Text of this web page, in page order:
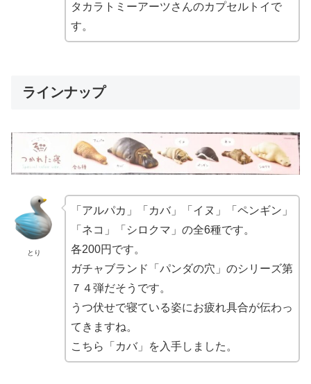
タカラトミーアーツさんのカプセルトイで
す。
ラインナップ
とり
「アルパカ」「カバ」「イヌ」「ペンギン」
「ネコ」「シロクマ」の全6種です。
各200円です。
ガチャブランド「パンダの穴」のシリーズ第
７４弾だそうです。
うつ伏せで寝ている姿にお疲れ具合が伝わっ
てきますね。
こちら「カバ」を入手しました。